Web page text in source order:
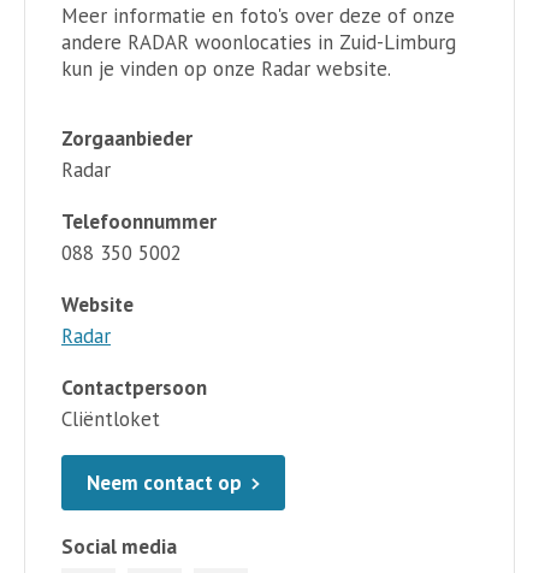
Meer informatie en foto's over deze of onze
andere RADAR woonlocaties in Zuid-Limburg
kun je vinden op onze Radar website.
Zorgaanbieder
Radar
Telefoonnummer
088 350 5002
Website
Radar
Contactpersoon
Cliëntloket
Neem contact op
Social media